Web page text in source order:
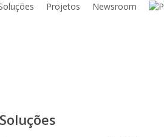
Projetos Newsroom
Soluções